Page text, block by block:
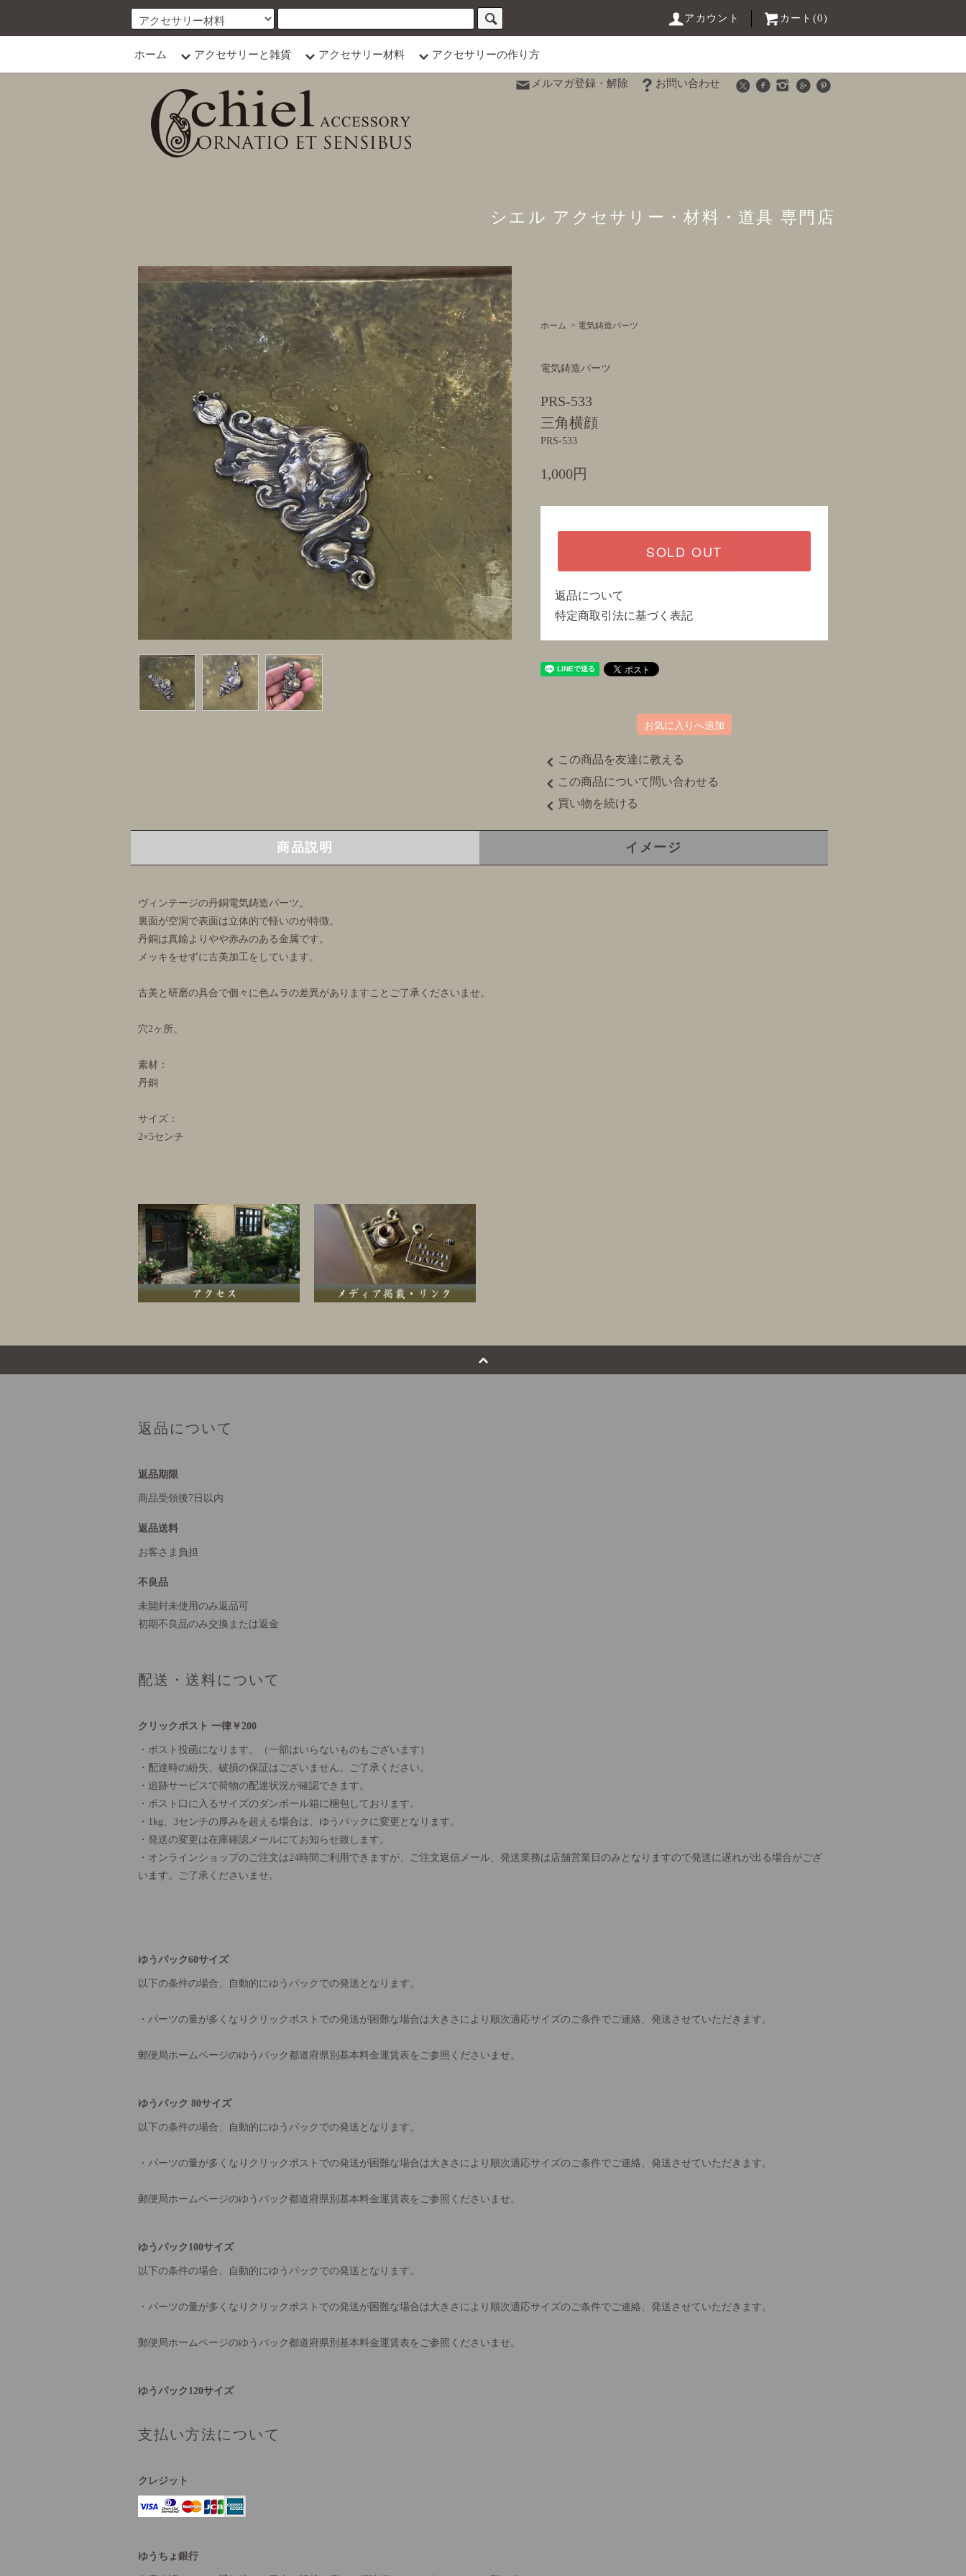
アカウント カート(0)
ホーム アクセサリーと雑貨 アクセサリー材料 アクセサリーの作り方
メルマガ登録・解除 お問い合わせ
シエル アクセサリー・材料・道具 専門店
ホーム > 電気鋳造パーツ
電気鋳造パーツ
PRS-533
三角横顔
PRS-533
1,000円
SOLD OUT
返品について
特定商取引法に基づく表記
お気に入りへ追加
この商品を友達に教える
この商品について問い合わせる
買い物を続ける
商品説明 イメージ
ヴィンテージの丹銅電気鋳造パーツ。
裏面が空洞で表面は立体的で軽いのが特徴。
丹銅は真鍮よりやや赤みのある金属です。
メッキをせずに古美加工をしています。
古美と研磨の具合で個々に色ムラの差異がありますことご了承くださいませ。
穴2ヶ所。
素材：
丹銅
サイズ：
2×5センチ
返品について
返品期限
商品受領後7日以内
返品送料
お客さま負担
不良品
未開封未使用のみ返品可
初期不良品のみ交換または返金
配送・送料について
クリックポスト 一律￥200
・ポスト投函になります。（一部はいらないものもございます）
・配達時の紛失、破損の保証はございません。ご了承ください。
・追跡サービスで荷物の配達状況が確認できます。
・ポスト口に入るサイズのダンボール箱に梱包しております。
・1kg、3センチの厚みを超える場合は、ゆうパックに変更となります。
・発送の変更は在庫確認メールにてお知らせ致します。
・オンラインショップのご注文は24時間ご利用できますが、ご注文返信メール、発送業務は店舗営業日のみとなりますので発送に遅れが出る場合がござ
います。ご了承くださいませ。
ゆうパック60サイズ
以下の条件の場合、自動的にゆうパックでの発送となります。
・パーツの量が多くなりクリックポストでの発送が困難な場合は大きさにより順次適応サイズのご条件でご連絡、発送させていただきます。
郵便局ホームページのゆうパック都道府県別基本料金運賃表をご参照くださいませ。
ゆうパック 80サイズ
以下の条件の場合、自動的にゆうパックでの発送となります。
・パーツの量が多くなりクリックポストでの発送が困難な場合は大きさにより順次適応サイズのご条件でご連絡、発送させていただきます。
郵便局ホームページのゆうパック都道府県別基本料金運賃表をご参照くださいませ。
ゆうパック100サイズ
以下の条件の場合、自動的にゆうパックでの発送となります。
・パーツの量が多くなりクリックポストでの発送が困難な場合は大きさにより順次適応サイズのご条件でご連絡、発送させていただきます。
郵便局ホームページのゆうパック都道府県別基本料金運賃表をご参照くださいませ。
ゆうパック120サイズ
支払い方法について
クレジット
ゆうちょ銀行